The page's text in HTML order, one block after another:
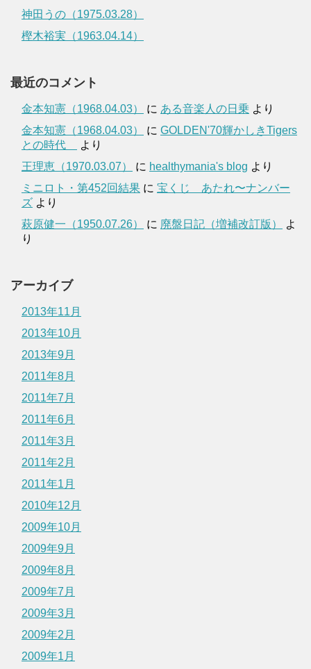
神田うの（1975.03.28）
樫木裕実（1963.04.14）
最近のコメント
金本知憲（1968.04.03） に ある音楽人の日乗 より
金本知憲（1968.04.03）
に GOLDEN'70輝かしきTigers
との時代
より
王理恵（1970.03.07）
に healthymania's blog より
ミニロト・第452回結果 に 宝くじ あたれ〜ナンバー
ズ より
萩原健一（1950.07.26）
に 廃盤日記（増補改訂版）
よ
り
アーカイブ
2013年11月
2013年10月
2013年9月
2011年8月
2011年7月
2011年6月
2011年3月
2011年2月
2011年1月
2010年12月
2009年10月
2009年9月
2009年8月
2009年7月
2009年3月
2009年2月
2009年1月